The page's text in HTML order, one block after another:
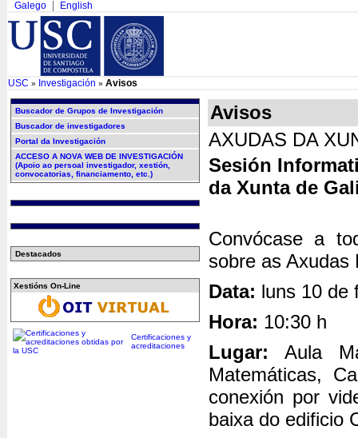
Galego English
USC » Investigación » Avisos
Buscador de Grupos de Investigación
Buscador de investigadores
Portal da Investigación
ACCESO A NOVA WEB DE INVESTIGACIÓN
(Apoio ao persoal investigador, xestión,
convocatorias, financiamento, etc.)
Destacados
Xestións On-Line
Certificaciones y
acreditaciones
Avisos
AXUDAS DA
Sesión
da Xunta de
Convócase a
sobre as Axudas
Data: luns 10 de
Hora: 10:30 h
Lugar: Aula
Matemáticas,
conexión por
baixa do edificio